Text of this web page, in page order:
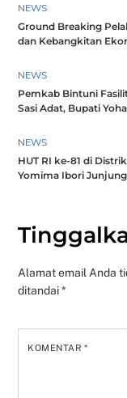
NEWS
Ground Breaking
dan Kebangkitan
NEWS
Pemkab Bintuni
Sasi Adat, Bupati
NEWS
HUT RI ke-81 di
Yomima Ibori
Alamat email Anda
ditandai*
KOMENTAR*